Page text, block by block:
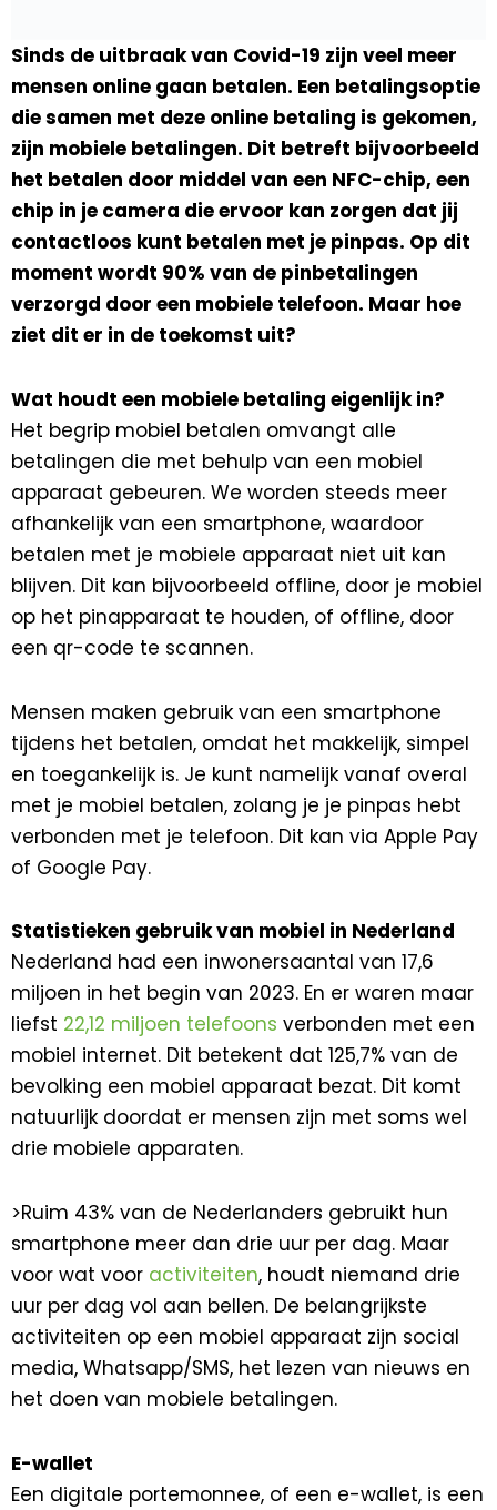
Sinds de uitbraak van Covid-19 zijn veel meer
mensen online gaan betalen. Een betalingsoptie
die samen met deze online betaling is gekomen,
zijn mobiele betalingen. Dit betreft bijvoorbeeld
het betalen door middel van een NFC-chip, een
chip in je camera die ervoor kan zorgen dat jij
contactloos kunt betalen met je pinpas. Op dit
moment wordt 90% van de pinbetalingen
verzorgd door een mobiele telefoon. Maar hoe
ziet dit er in de toekomst uit?
Wat houdt een mobiele betaling eigenlijk in?
Het begrip mobiel betalen omvangt alle
betalingen die met behulp van een mobiel
apparaat gebeuren. We worden steeds meer
afhankelijk van een smartphone, waardoor
betalen met je mobiele apparaat niet uit kan
blijven. Dit kan bijvoorbeeld offline, door je mobiel
op het pinapparaat te houden, of offline, door
een qr-code te scannen.
Mensen maken gebruik van een smartphone
tijdens het betalen, omdat het makkelijk, simpel
en toegankelijk is. Je kunt namelijk vanaf overal
met je mobiel betalen, zolang je je pinpas hebt
verbonden met je telefoon. Dit kan via Apple Pay
of Google Pay.
Statistieken gebruik van mobiel in Nederland
Nederland had een inwonersaantal van 17,6
miljoen in het begin van 2023. En er waren maar
liefst 22,12 miljoen telefoons verbonden met een
mobiel internet. Dit betekent dat 125,7% van de
bevolking een mobiel apparaat bezat. Dit komt
natuurlijk doordat er mensen zijn met soms wel
drie mobiele apparaten.
>Ruim 43% van de Nederlanders gebruikt hun
smartphone meer dan drie uur per dag. Maar
voor wat voor activiteiten, houdt niemand drie
uur per dag vol aan bellen. De belangrijkste
activiteiten op een mobiel apparaat zijn social
media, Whatsapp/SMS, het lezen van nieuws en
het doen van mobiele betalingen.
E-wallet
Een digitale portemonnee, of een e-wallet, is een